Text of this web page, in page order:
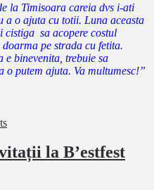
la Timisoara careia dvs i-ati
a o ajuta cu totii. Luna aceasta
cistiga sa acopere costul
pe strada cu fetita.
e binevenita, trebuie sa
o putem ajuta. Va multumesc!”
la B’estfest